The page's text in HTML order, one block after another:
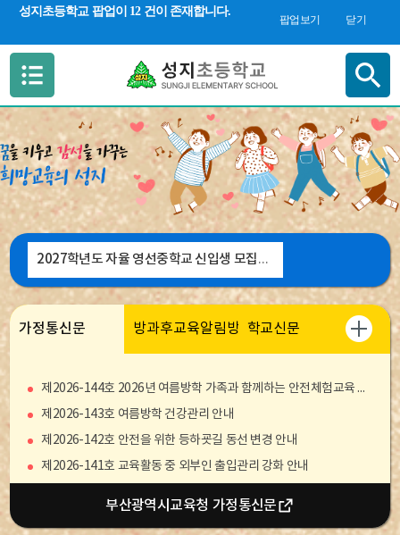
성지초등학교 팝업이 12 건이 존재합니다.
팝업보기 닫기
합
색
2027학년도 자율 영선중학교 신입생 모집 및 전형요강 안내
가정통신문
제2026-144호 2026년 여름방학 가족과 함께하는 안전체험교육 신청 안내
제2026-143호 여름방학 건강관리 안내
제2026-142호 안전을 위한 등하굣길 동선 변경 안내
제2026-141호 교육활동 중 외부인 출입관리 강화 안내
부산광역시교육청 가정통신문
방과후교육알림방 학교신문